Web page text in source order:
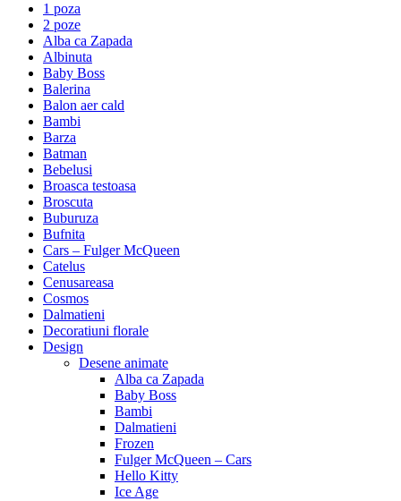
1 poza
2 poze
Alba ca Zapada
Albinuta
Baby Boss
Balerina
Balon aer cald
Bambi
Barza
Batman
Bebelusi
Broasca testoasa
Broscuta
Buburuza
Bufnita
Cars – Fulger McQueen
Catelus
Cenusareasa
Cosmos
Dalmatieni
Decoratiuni florale
Design
Desene animate
Alba ca Zapada
Baby Boss
Bambi
Dalmatieni
Frozen
Fulger McQueen – Cars
Hello Kitty
Ice Age